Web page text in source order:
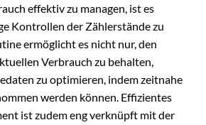
effektiv zu managen, ist es
Kontrollen der Zählerstände zu
ermöglicht es nicht nur, den
Verbrauch zu behalten,
zu optimieren, indem zeitnahe
werden können. Effizientes
ist zudem eng verknüpft mit der